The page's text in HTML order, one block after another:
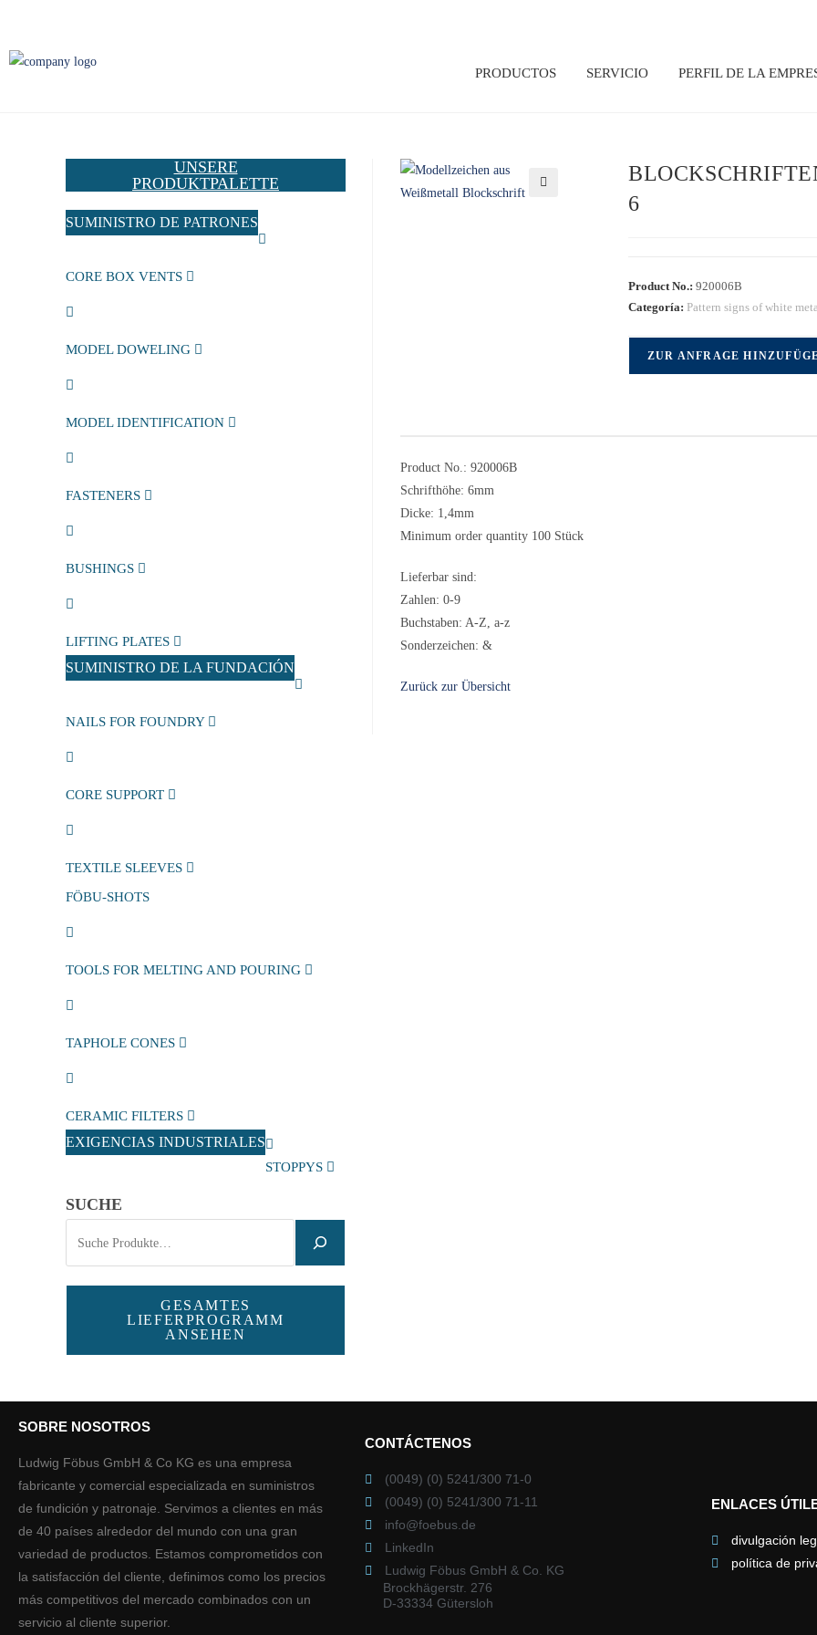
PRODUCTOS SERVICIO PERFIL DE LA
Product No.: 920006B
Categoría: Pattern signs of white
ZUR ANFRAGE
Product No.: 920006B
Schrifthöhe: 6mm
Dicke: 1,4mm
Minimum order quantity 100 Stück
Lieferbar sind:
Zahlen: 0-9
Buchstaben: A-Z, a-z
Sonderzeichen: &
Zurück zur Übersicht
UNSERE
PRODUKTPALETTE
SUMINISTRO DE PATRONES
CORE BOX VENTS
MODEL DOWELING
MODEL IDENTIFICATION
FASTENERS
BUSHINGS
LIFTING PLATES
SUMINISTRO DE LA FUNDACIÓN
NAILS FOR FOUNDRY
CORE SUPPORT
TEXTILE SLEEVES
FÖBU-SHOTS
TOOLS FOR MELTING AND POURING
TAPHOLE CONES
CERAMIC FILTERS
EXIGENCIAS INDUSTRIALES
STOPPYS
SUCHE
GESAMTES
LIEFERPROGRAMM
ANSEHEN
SOBRE NOSOTROS
Ludwig Föbus GmbH & Co KG es una empresa
fabricante y comercial especializada en suministros
de fundición y patronaje. Servimos a clientes en más
de 40 países alrededor del mundo con una gran
variedad de productos. Estamos comprometidos con
la satisfacción del cliente, definimos como los precios
más competitivos del mercado combinados con un
servicio al cliente superior.
CONTÁCTENOS
(0049) (0) 5241/300 71-0
(0049) (0) 5241/300 71-11
info@foebus.de
LinkedIn
Ludwig Föbus GmbH & Co. KG
Brockhägerstr. 276
D-33334 Gütersloh
ENLACES
divulgación
política de